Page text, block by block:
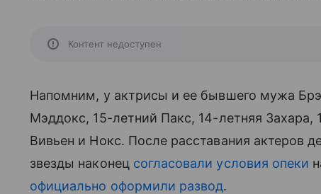
Контент недоступен
Напомним, у актрисы и ее бывшего мужа
Мэддокс, 15-летний Пакс, 14-летняя
Вивьен и Нокс. После расставания актеров
звезды наконец согласовали условия опеки
официально оформили развод.